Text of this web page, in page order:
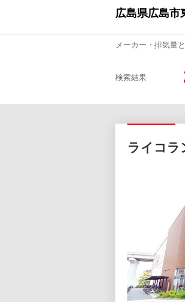
広島県広島市
メーカー・排気量
検索結果
ライコ